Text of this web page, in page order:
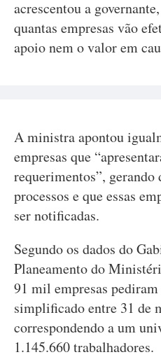
acrescentou a
quantas empresas vão
apoio nem o valor em
A ministra apontou
empresas que
requerimentos”, gerando
processos e que essas
ser notificadas.
Segundo os dados do
Planeamento do
91 mil empresas pediram
simplificado entre 31 de
correspondendo a um
1.145.660 trabalhadores.